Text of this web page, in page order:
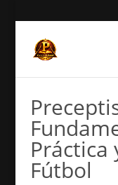
Práctica
Fútbol